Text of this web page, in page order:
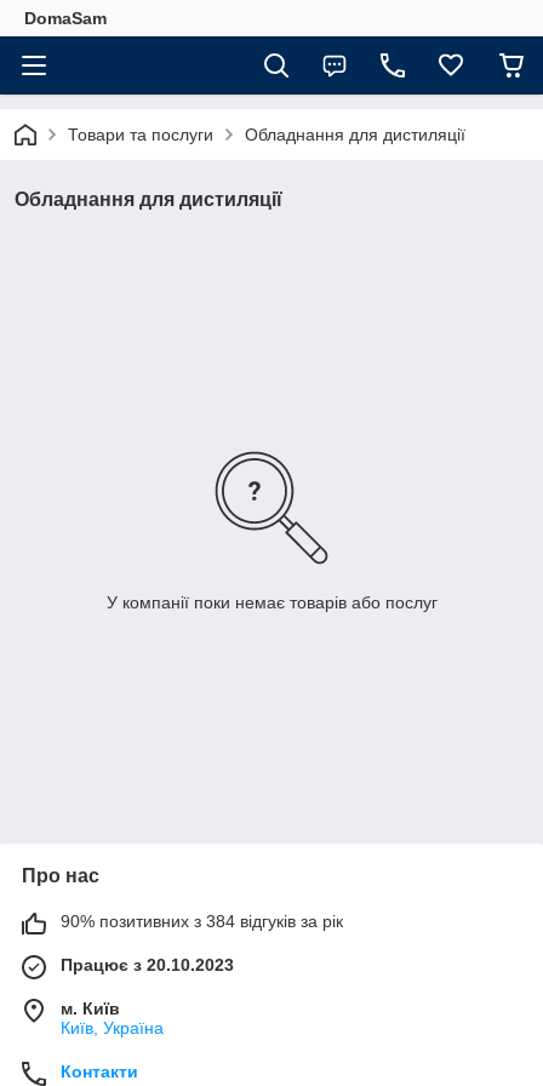
DomaSam
Товари та послуги Обладнання для дистиляції
Обладнання для дистиляції
У компанії поки немає товарів або послуг
Про нас
90% позитивних з 384 відгуків за рік
Працює з 20.10.2023
м. Київ
Київ, Україна
Контакти